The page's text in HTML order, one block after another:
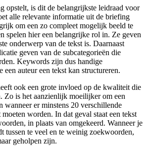
opstelt, is dit de belangrijkste leidraad voor
alle relevante informatie uit de briefing
om een zo compleet mogelijk beeld te
spelen hier een belangrijke rol in. Ze geven
onderwerp van de tekst is. Daarnaast
geven van de subcategorieën die
Keywords zijn dus handige
een auteur een tekst kan structureren.
ook een grote invloed op de kwaliteit die
Zo is het aanzienlijk moeilijker om een
wanneer er minstens 20 verschillende
worden. In dat geval staat een tekst
in plaats van omgekeerd. Wanneer je
tussen te veel en te weinig zoekwoorden,
geholpen zijn.